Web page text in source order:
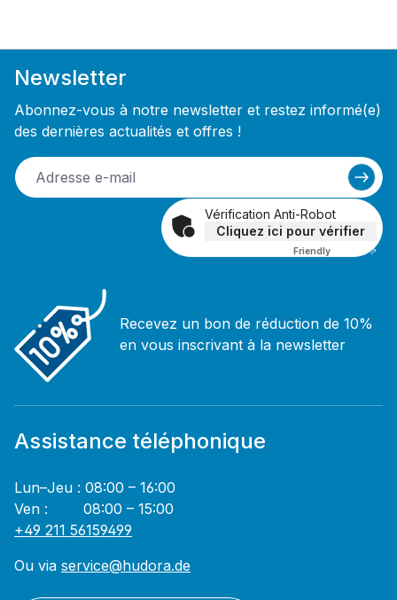
Newsletter
Abonnez-vous à notre newsletter et restez informé(e)
des dernières actualités et offres !
Vérification Anti-Robot
Cliquez ici pour vérifier
Friendly Captcha ⇗
Recevez un bon de réduction de 10%
en vous inscrivant à la newsletter
Assistance téléphonique
Lun–Jeu : 08:00 – 16:00
Ven : 08:00 – 15:00
+49 211 56159499
Ou via service@hudora.de